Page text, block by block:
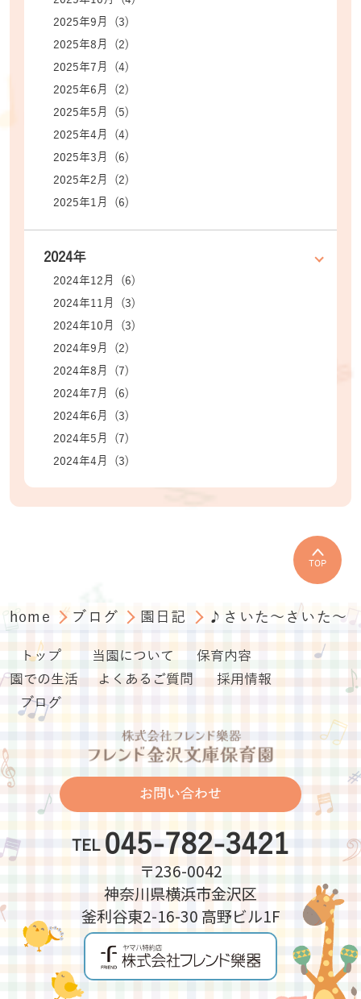
2025年9月 (3)
2025年8月 (2)
2025年7月 (4)
2025年6月 (2)
2025年5月 (5)
2025年4月 (4)
2025年3月 (6)
2025年2月 (2)
2025年1月 (6)
2024年
2024年12月 (6)
2024年11月 (3)
2024年10月 (3)
2024年9月 (2)
2024年8月 (7)
2024年7月 (6)
2024年6月 (3)
2024年5月 (7)
2024年4月 (3)
TOP
home ブログ 園日記 ♪さいた～さいた～
トップ 当園について
保育内容
園での生活
よくあるご質問
採用情報
ブログ
お問い合わせ
TEL 045-782-3421
〒236-0042
神奈川県横浜市金沢区
釜利谷東2-16-30 高野ビル1F